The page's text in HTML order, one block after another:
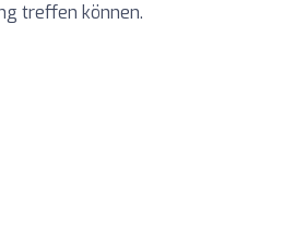
treffen können.